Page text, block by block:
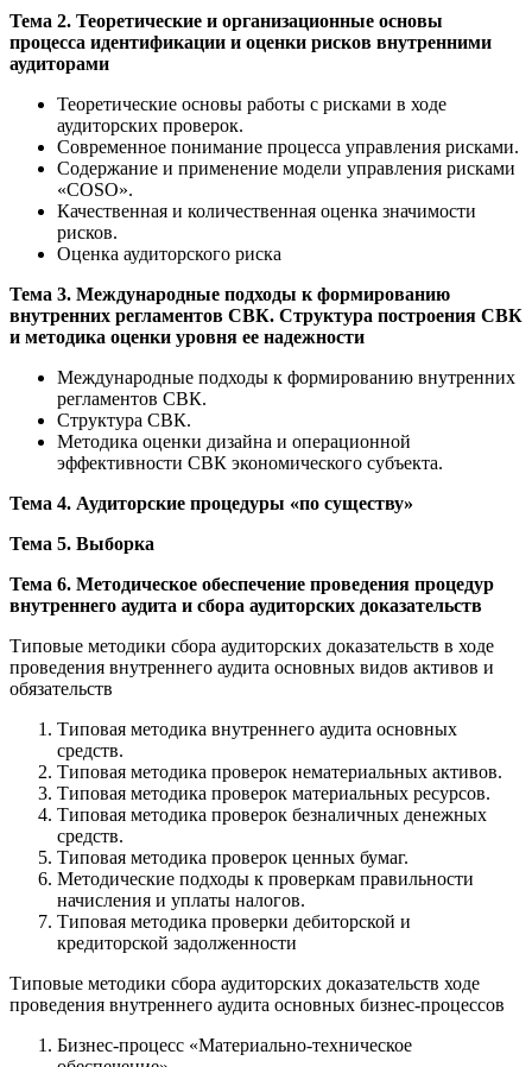
Тема 2. Теоретические и организационные основы
процесса идентификации и оценки рисков внутренними
аудиторами
Теоретические основы работы с рисками в ходе
аудиторских проверок.
Современное понимание процесса управления рисками.
Содержание и применение модели управления рисками
«COSO».
Качественная и количественная оценка значимости
рисков.
Оценка аудиторского риска
Тема 3. Международные подходы к формированию
внутренних регламентов СВК. Структура построения СВК
и методика оценки уровня ее надежности
Международные подходы к формированию внутренних
регламентов СВК.
Структура СВК.
Методика оценки дизайна и операционной
эффективности СВК экономического субъекта.
Тема 4. Аудиторские процедуры «по существу»
Тема 5. Выборка
Тема 6. Методическое обеспечение проведения процедур
внутреннего аудита и сбора аудиторских доказательств
Типовые методики сбора аудиторских доказательств в ходе
проведения внутреннего аудита основных видов активов и
обязательств
Типовая методика внутреннего аудита основных
средств.
Типовая методика проверок нематериальных активов.
Типовая методика проверок материальных ресурсов.
Типовая методика проверок безналичных денежных
средств.
Типовая методика проверок ценных бумаг.
Методические подходы к проверкам правильности
начисления и уплаты налогов.
Типовая методика проверки дебиторской и
кредиторской задолженности
Типовые методики сбора аудиторских доказательств ходе
проведения внутреннего аудита основных бизнес-процессов
Бизнес-процесс «Материально-техническое